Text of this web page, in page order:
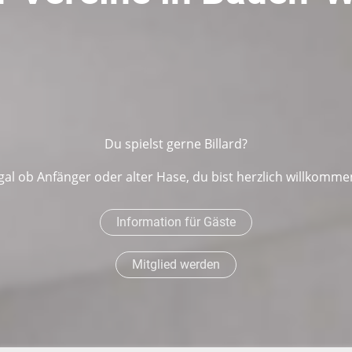
Du spielst gerne Billard?
ob Anfänger oder alter Hase, du bist herzlich
Information für Gäste
Mitglied werden